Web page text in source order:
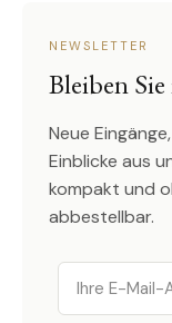
NEWSLETTER
Bleiben
Neue
Einblicke aus
kompakt und
abbestellbar.
Email